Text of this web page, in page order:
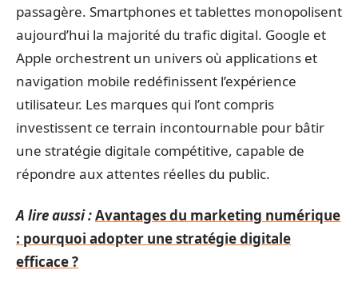
passagère. Smartphones et tablettes monopolisent
aujourd’hui la majorité du trafic digital. Google et
Apple orchestrent un univers où applications et
navigation mobile redéfinissent l’expérience
utilisateur. Les marques qui l’ont compris
investissent ce terrain incontournable pour bâtir
une stratégie digitale compétitive, capable de
répondre aux attentes réelles du public.
A lire aussi :Avantages du marketing numérique
: pourquoi adopter une stratégie digitale
efficace ?